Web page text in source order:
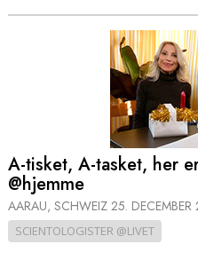
A-tisket, A-tasket, her
@hjemme
AARAU, SCHWEIZ 25. DECEMBER
SCIENTOLOGISTER @LIVET